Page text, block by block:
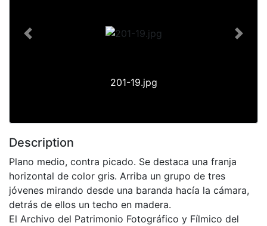
201-19.jpg
Previous Next
Description
Plano medio, contra picado. Se destaca una franja
horizontal de color gris. Arriba un grupo de tres
jóvenes mirando desde una baranda hacía la cámara,
detrás de ellos un techo en madera.
El Archivo del Patrimonio Fotográfico y Fílmico del